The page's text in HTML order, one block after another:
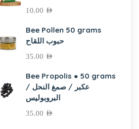
10.00 AED
Bee Pollen 50 grams
حبوب اللقاح
35.00 AED
Bee Propolis ● 50 grams
عكبر / صمغ النحل /
البروبوليس
35.00 AED